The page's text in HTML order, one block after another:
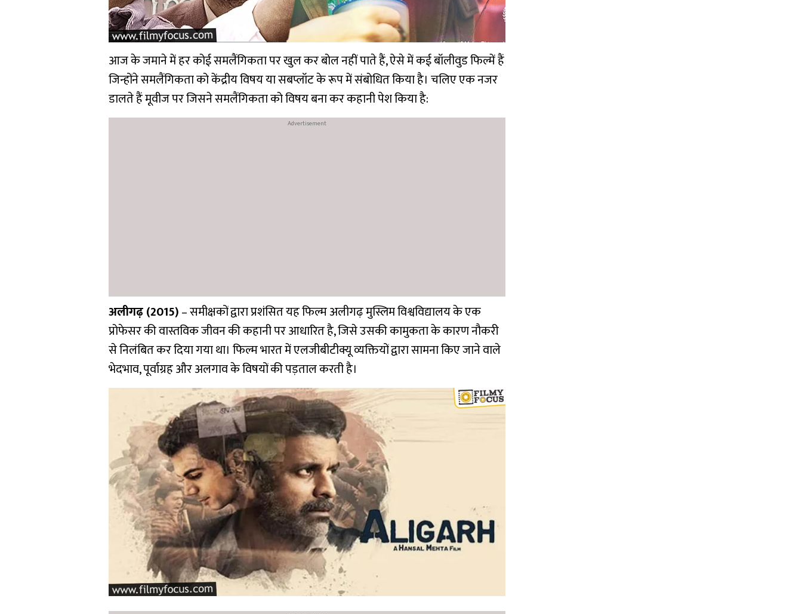
आज के जमाने में हर कोई समलैंगिकता पर खुल कर बोल नहीं पाते हैं, ऐसे में कई बॉलीवुड फिल्में हैं
जिन्होंने समलैंगिकता को केंद्रीय विषय या सबप्लॉट के रूप में संबोधित किया है। चलिए एक नजर
डालते हैं मूवीज पर जिसने समलैंगिकता को विषय बना कर कहानी पेश किया है:
अलीगढ़ (2015)– समीक्षकों द्वारा प्रशंसित यह फिल्म अलीगढ़ मुस्लिम विश्वविद्यालय के एक
प्रोफेसर की वास्तविक जीवन की कहानी पर आधारित है, जिसे उसकी कामुकता के कारण नौकरी
से निलंबित कर दिया गया था। फिल्म भारत में एलजीबीटीक्यू व्यक्तियों द्वारा सामना किए जाने वाले
भेदभाव, पूर्वाग्रह और अलगाव के विषयों की पड़ताल करती है।